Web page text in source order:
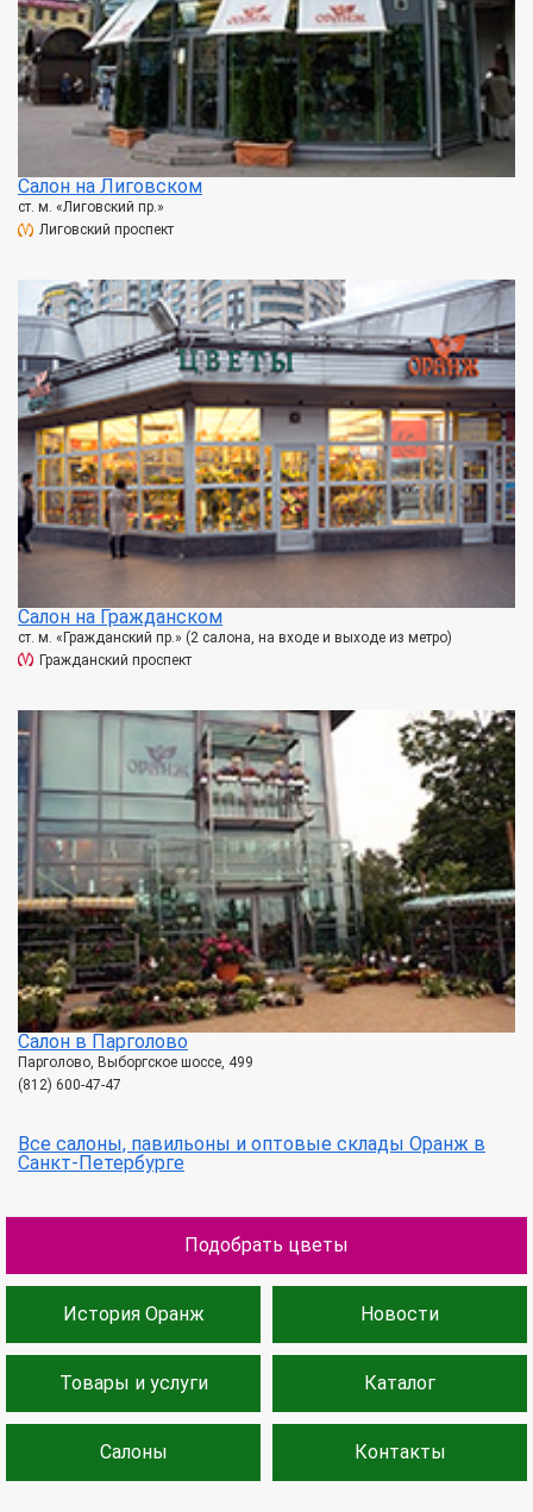
Салон на Лиговском
ст. м. «Лиговский пр.»
Лиговский проспект
Салон на Гражданском
ст. м. «Гражданский пр.» (2 салона, на входе и выходе из метро)
Гражданский проспект
Салон в Парголово
Парголово, Выборгское шоссе, 499
(812) 600-47-47
Все салоны, павильоны и оптовые склады Оранж в
Санкт-Петербурге
Подобрать цветы
История Оранж Новости
Товары и услуги Каталог
Салоны Контакты